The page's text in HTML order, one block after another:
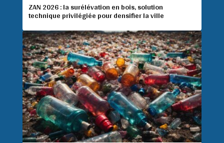
ZAN 2026 : la surélévation en bois, solution
technique privilégiée pour densifier la ville